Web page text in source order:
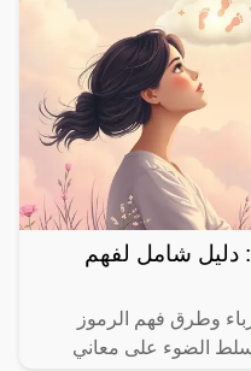
دليل شامل لفهم
وطرق فهم الرموز
الضوء على معاني